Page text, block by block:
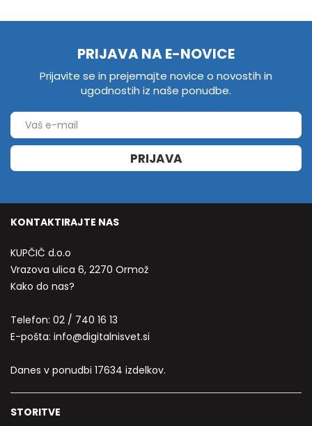
PRIJAVA NA E-NOVICE
Prijavite se in prejemajte novice o novostih in
ugodnostih iz naše ponudbe.
PRIJAVA
KONTAKTIRAJTE NAS
KUPČIČ d.o.o
Vrazova ulica 6, 2270 Ormož
Kako do nas?
Telefon: 02 / 740 16 13
E-pošta: info@digitalnisvet.si
Danes v ponudbi 17634 izdelkov.
STORITVE